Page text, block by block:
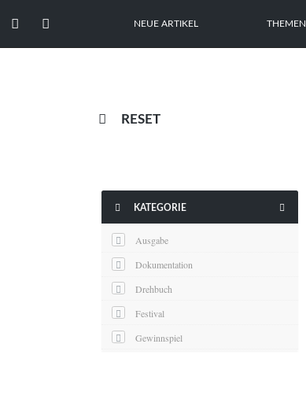
  NEUE ARTIKEL THEMEN
 RESET
 KATEGORIE 
Ausgabe
Dokumentation
Drehbuch
Festival
Gewinnspiel